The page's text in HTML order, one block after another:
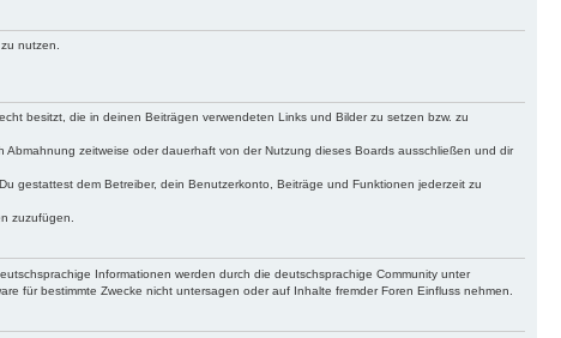
nutzen.
besitzt, die in deinen Beiträgen verwendeten Links und Bilder zu setzen bzw. zu
zeitweise oder dauerhaft von der Nutzung dieses Boards ausschließen und dir
gestattest dem Betreiber, dein Benutzerkonto, Beiträge und Funktionen jederzeit zu
zuzufügen.
Informationen werden durch die deutschsprachige Community unter
für bestimmte Zwecke nicht untersagen oder auf Inhalte fremder Foren Einfluss nehmen.